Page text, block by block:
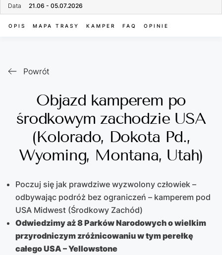
Data 21.06 - 05.07.2026
OPIS MAPA TRASY KAMPER FAQ OPINIE
Powrót
Objazd kamperem po
środkowym zachodzie USA
(Kolorado, Dokota Pd.,
Wyoming, Montana, Utah)
Poczuj się jak prawdziwe wyzwolony człowiek –
odbywając podróż bez ograniczeń – kamperem pod
USA Midwest (Środkowy Zachód)
Odwiedzimy aż 8 Parków Narodowych o wielkim
przyrodniczym zróżnicowaniu w tym perełkę
całego USA – Yellowstone